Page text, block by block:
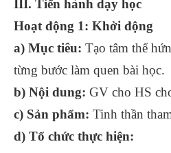
III. Tiến hành dạy học
Hoạt động 1: Khởi động
a) Mục tiêu: Tạo tâm thế
từng bước làm quen bài học.
b) Nội dung: GV cho HS
c) Sản phẩm: Tinh thần
d) Tổ chức thực hiện: